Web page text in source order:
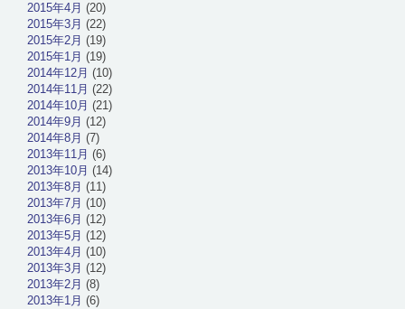
2015年4月 (20)
2015年3月 (22)
2015年2月 (19)
2015年1月 (19)
2014年12月 (10)
2014年11月 (22)
2014年10月 (21)
2014年9月 (12)
2014年8月 (7)
2013年11月 (6)
2013年10月 (14)
2013年8月 (11)
2013年7月 (10)
2013年6月 (12)
2013年5月 (12)
2013年4月 (10)
2013年3月 (12)
2013年2月 (8)
2013年1月 (6)